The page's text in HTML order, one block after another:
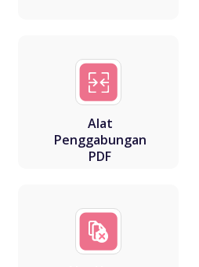
Alat
Penggabungan
PDF